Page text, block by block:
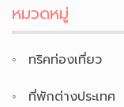
หมวดหมู่
ทริคท่องเที่ยว
ที่พักต่างประเทศ